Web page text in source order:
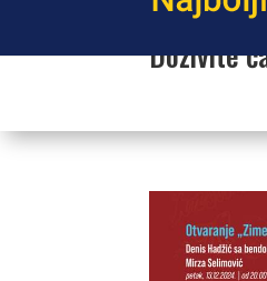
Doživite